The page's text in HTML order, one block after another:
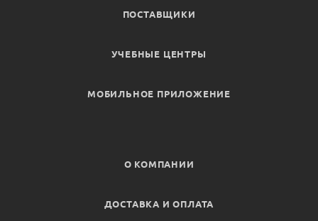
ПОСТАВЩИКИ
УЧЕБНЫЕ ЦЕНТРЫ
МОБИЛЬНОЕ ПРИЛОЖЕНИЕ
О КОМПАНИИ
ДОСТАВКА И ОПЛАТА